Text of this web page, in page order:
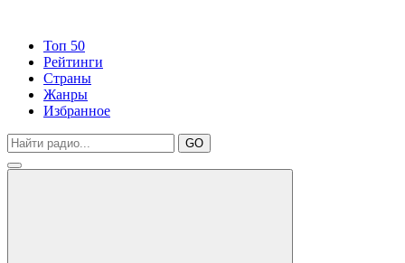
Топ 50
Рейтинги
Страны
Жанры
Избранное
GO